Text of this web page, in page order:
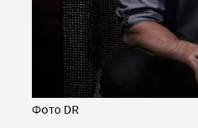
Фото DR